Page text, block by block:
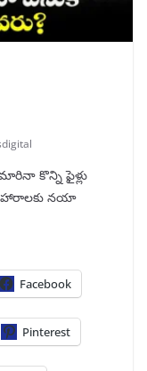
కొన్ని ఫైళ్లు
నయా
Facebook
Pinterest